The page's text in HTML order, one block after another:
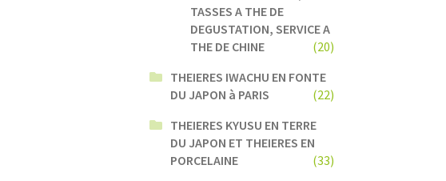
TASSES A THE DE
DEGUSTATION, SERVICE A
THE DE CHINE
(20)
THEIERES IWACHU EN FONTE
DU JAPON à PARIS
(22)
THEIERES KYUSU EN TERRE
DU JAPON ET THEIERES EN
PORCELAINE
(33)